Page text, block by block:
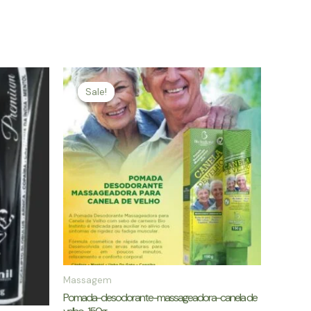
Sale!
Sale!
Massagem
Pomada-desodorante-massageadora-canela de